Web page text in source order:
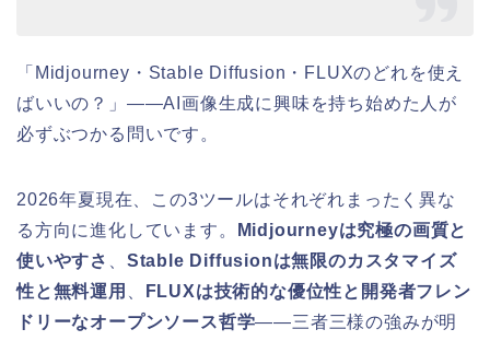
「Midjourney・Stable Diffusion・FLUXのどれを使え
ばいいの？」——AI画像生成に興味を持ち始めた人が
必ずぶつかる問いです。
2026年夏現在、この3ツールはそれぞれまったく異な
る方向に進化しています。
Midjourneyは究極の画質と
使いやすさ
Stable Diffusionは無限のカスタマイズ
性と無料運用
FLUXは技術的な優位性と開発者フレン
ドリーなオープンソース哲学——三者三様の強みが明